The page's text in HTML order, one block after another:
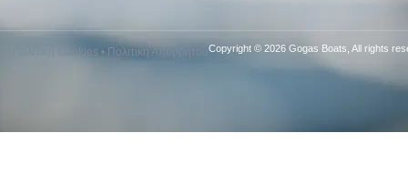
Πολιτική Cookies • Πολιτική ΑπορρήτουCopyright © 2026 Gogas Boats, All rights